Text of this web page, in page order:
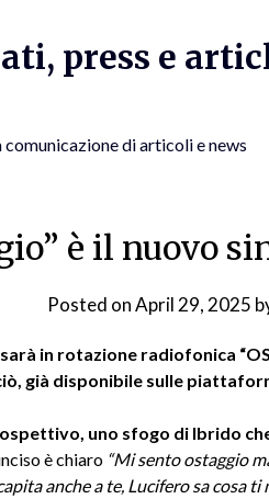
press e
di articoli e news
è il nuovo
Posted onApril 29, 2025
in rotazione radiofonica
già disponibile sulle
uno sfogo di Ibrido
è chiaro “Mi sento ostaggio
anche a te, Lucifero sa cosa ti